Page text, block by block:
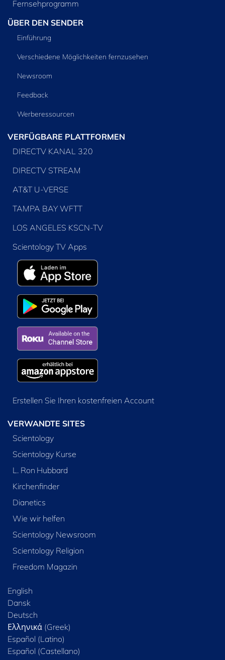
Fernsehprogramm
ÜBER DEN SENDER
Einführung
Verschiedene Möglichkeiten fernzusehen
Newsroom
Feedback
Werberessourcen
VERFÜGBARE PLATTFORMEN
DIRECTV KANAL 320
DIRECTV STREAM
AT&T U-VERSE
TAMPA BAY WFTT
LOS ANGELES KSCN-TV
Scientology TV Apps
Erstellen Sie Ihren kostenfreien Account
VERWANDTE SITES
Scientology
Scientology Kurse
L. Ron Hubbard
Kirchenfinder
Dianetics
Wie wir helfen
Scientology Newsroom
Scientology Religion
Freedom Magazin
English
Dansk
Deutsch
Ελληνικά (Greek)
Español (Latino)
Español (Castellano)